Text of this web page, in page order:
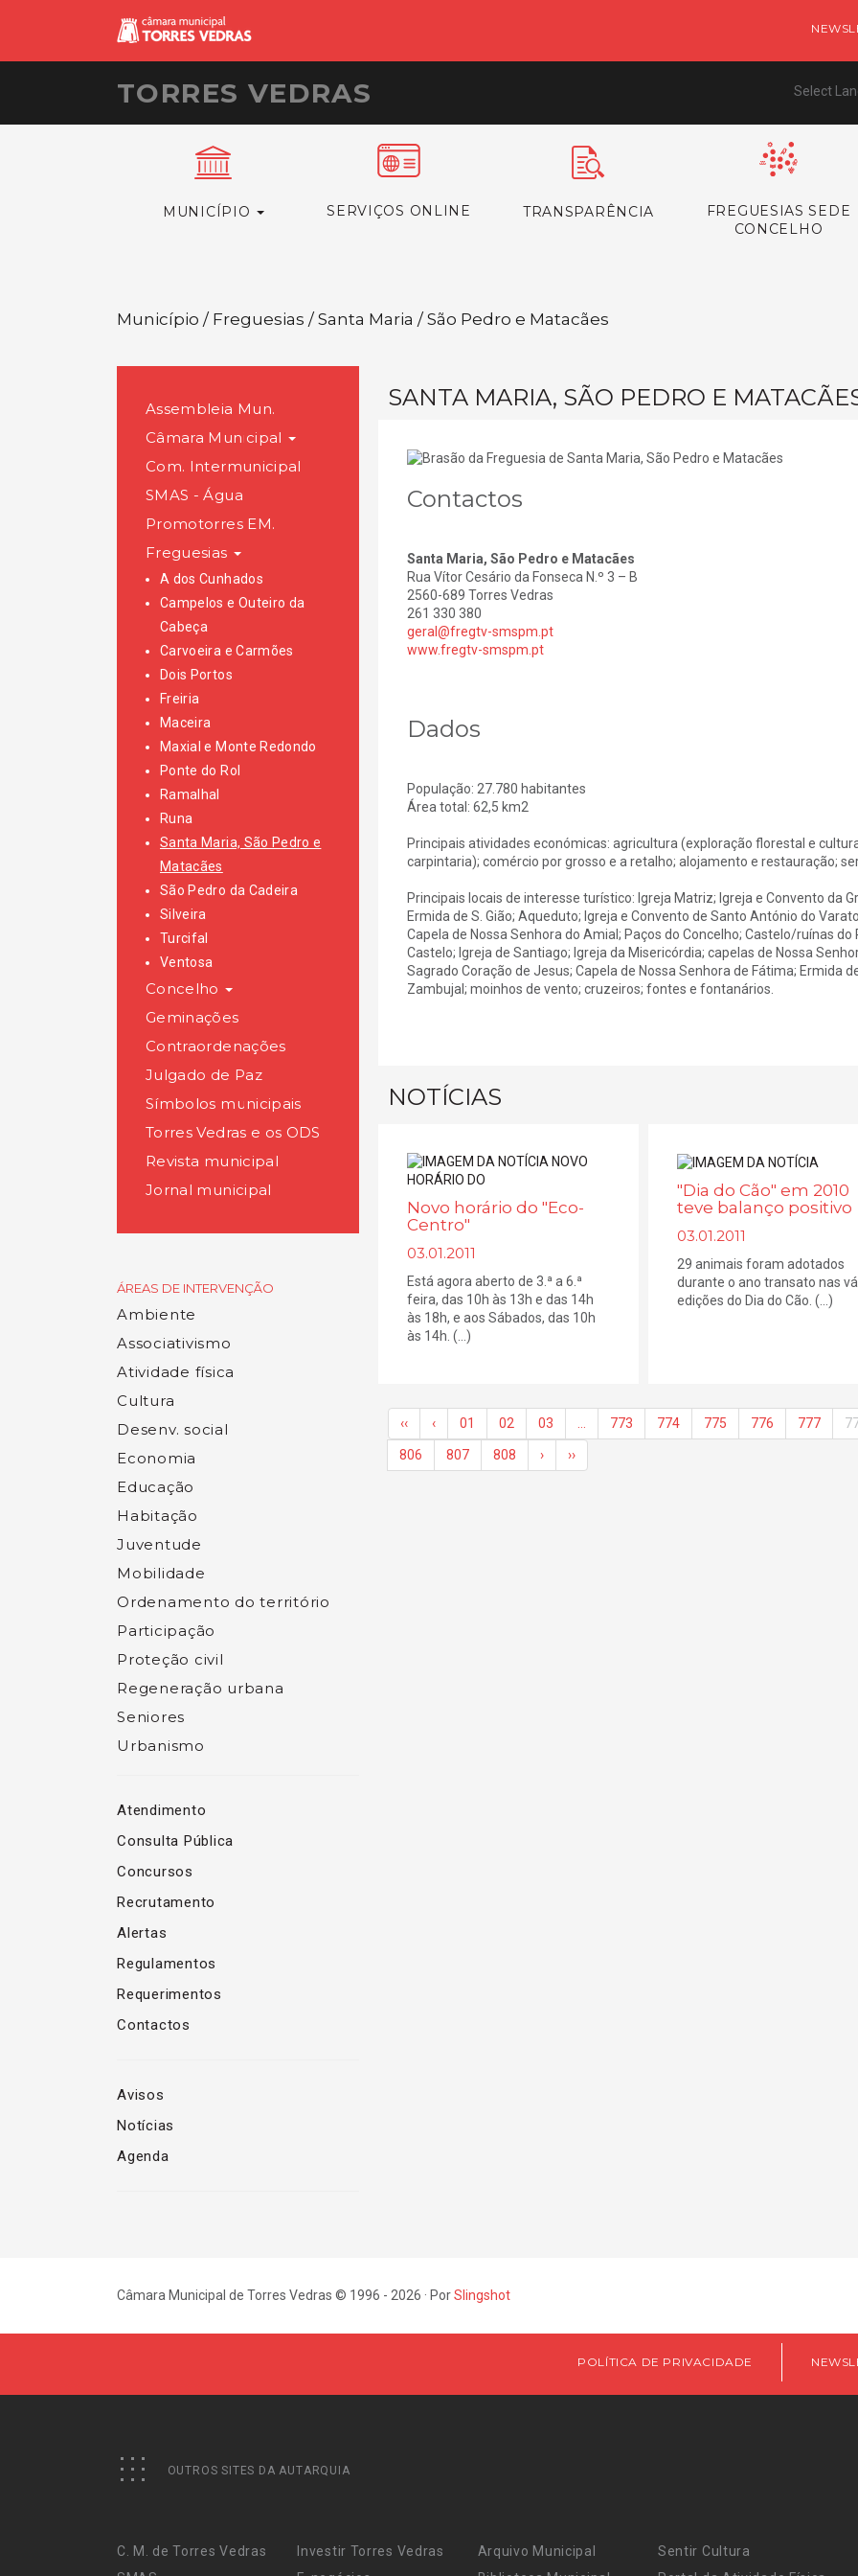
TORRES VEDRAS Select
MUNICÍPIO SERVIÇOS ONLINE TRANSPARÊNCIA
FREGUESIAS SEDE
CONCELHO
Município / Freguesias / Santa Maria / São Pedro e Matacães
Assembleia Mun.
Câmara Municipal
Com. Intermunicipal
SMAS - Água
Promotorres EM.
Freguesias
A dos Cunhados
Campelos e Outeiro da
Cabeça
Carvoeira e Carmões
Dois Portos
Freiria
Maceira
Maxial e Monte Redondo
Ponte do Rol
Ramalhal
Runa
Santa Maria, São Pedro e
Matacães
São Pedro da Cadeira
Silveira
Turcifal
Ventosa
Concelho
Geminações
Contraordenações
Julgado de Paz
Símbolos municipais
Torres Vedras e os ODS
Revista municipal
Jornal municipal
ÁREAS DE INTERVENÇÃO
Ambiente
Associativismo
Atividade física
Cultura
Desenv. social
Economia
Educação
Habitação
Juventude
Mobilidade
Ordenamento do território
Participação
Proteção civil
Regeneração urbana
Seniores
Urbanismo
Atendimento
Consulta Pública
Concursos
Recrutamento
Alertas
Regulamentos
Requerimentos
Contactos
Avisos
Notícias
Agenda
SANTA MARIA, SÃO PEDRO E
Contactos
Santa Maria, São Pedro e Matacães
Rua Vítor Cesário da Fonseca N.º 3 – B
2560-689 Torres Vedras
261 330 380
geral@fregtv-smspm.pt
www.fregtv-smspm.pt
Dados
População: 27.780 habitantes
Área total: 62,5 km2
Principais atividades económicas: agricultura (exploração florestal e
carpintaria); comércio por grosso e a retalho; alojamento e restauração;
Principais locais de interesse turístico: Igreja Matriz; Igreja e Convento da
Ermida de S. Gião; Aqueduto; Igreja e Convento de Santo António do
Capela de Nossa Senhora do Amial; Paços do Concelho; Castelo/ruínas
Castelo; Igreja de Santiago; Igreja da Misericórdia; capelas de Nossa
Sagrado Coração de Jesus; Capela de Nossa Senhora de Fátima; Ermida
Zambujal; moinhos de vento; cruzeiros; fontes e fontanários.
NOTÍCIAS
Novo horário do "Eco-
Centro"
03.01.2011
Está agora aberto de 3.ª a 6.ª
feira, das 10h às 13h e das 14h
às 18h, e aos Sábados, das 10h
às 14h. (...)
"Dia do Cão" em 2010
teve balanço positivo
03.01.2011
29 animais foram adotados
durante o ano transato nas
edições do Dia do Cão. (...)
‹‹ ‹ 01 02 03 773 774 775 776 777
806 807 808 › ››
Câmara Municipal de Torres Vedras © 1996 - 2026 · PorSlingshot
POLÍTICA DE PRIVACIDADE
OUTROS SITES DA AUTARQUIA
C. M. de Torres Vedras
Investir Torres Vedras
Arquivo Municipal
Sentir Cultura